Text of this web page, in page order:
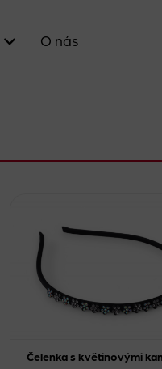
O nás
Čelenka s květinovými